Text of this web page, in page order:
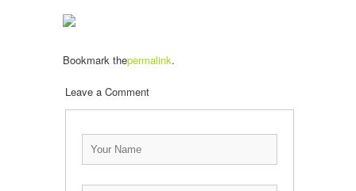
Bookmark thepermalink.
Leave a Comment